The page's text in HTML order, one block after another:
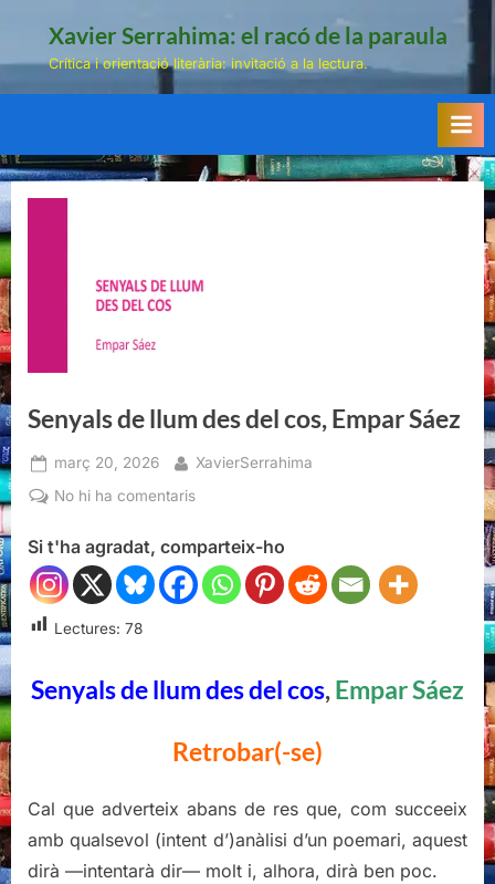
Xavier Serrahima: el racó de la paraula
Crítica i orientació literària: invitació a la lectura.
Senyals de llum des del cos, Empar Sáez
Posted
on
març 20, 2026 By
XavierSerrahima
No hi ha comentarisa
de
llum
des
Sáez
Si t'ha agradat, comparteix-ho
Lectures: 78
Senyals de llum des del cos,Empar Sáez
Retrobar(-se)
Cal que adverteix abans de res que, com succeeix
amb qualsevol (intent d’)anàlisi d’un poemari, aquest
dirà —intentarà dir— molt i, alhora, dirà ben poc.